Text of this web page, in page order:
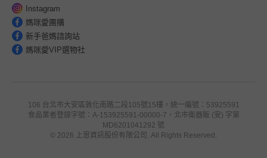
Instagram
媽咪愛團購
新手爸媽諮詢站
媽咪愛VIP選物社
106 台北市大安區敦化南路二段105號15樓，統一編號：53925591
食品業者登錄字號：A-153925591-00000-7，北市衛器販 (安) 字第
MD6201041292 號
© 2026 上恩資訊股份有限公司. All Rights Reserved.